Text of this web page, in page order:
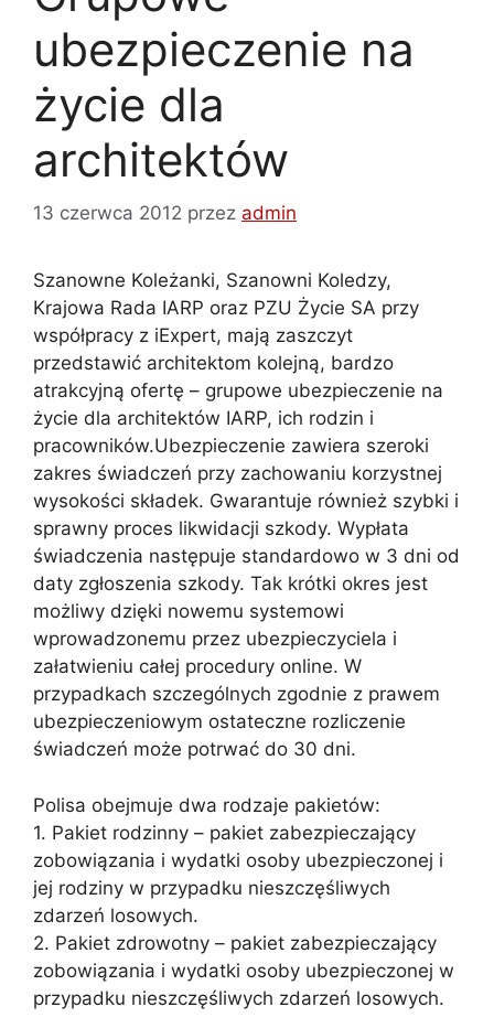
ubezpieczenie na
życie dla
architektów
13 czerwca 2012 przez admin
Szanowne Koleżanki, Szanowni Koledzy,
Krajowa Rada IARP oraz PZU Życie SA przy
współpracy z iExpert, mają zaszczyt
przedstawić architektom kolejną, bardzo
atrakcyjną ofertę – grupowe ubezpieczenie na
życie dla architektów IARP, ich rodzin i
pracowników.Ubezpieczenie zawiera szeroki
zakres świadczeń przy zachowaniu korzystnej
wysokości składek. Gwarantuje również szybki i
sprawny proces likwidacji szkody. Wypłata
świadczenia następuje standardowo w 3 dni od
daty zgłoszenia szkody. Tak krótki okres jest
możliwy dzięki nowemu systemowi
wprowadzonemu przez ubezpieczyciela i
załatwieniu całej procedury online. W
przypadkach szczególnych zgodnie z prawem
ubezpieczeniowym ostateczne rozliczenie
świadczeń może potrwać do 30 dni.
Polisa obejmuje dwa rodzaje pakietów:
1. Pakiet rodzinny – pakiet zabezpieczający
zobowiązania i wydatki osoby ubezpieczonej i
jej rodziny w przypadku nieszczęśliwych
zdarzeń losowych.
2. Pakiet zdrowotny – pakiet zabezpieczający
zobowiązania i wydatki osoby ubezpieczonej w
przypadku nieszczęśliwych zdarzeń losowych.